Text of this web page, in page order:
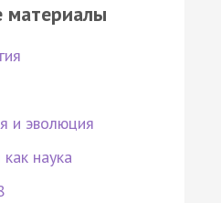
материалы
и эволюция
наука